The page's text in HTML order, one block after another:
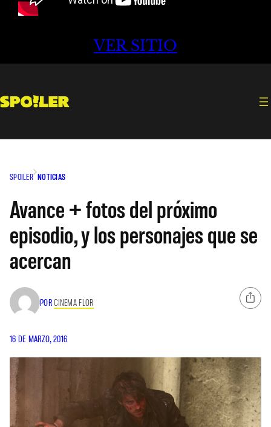
VER SITIO
SPOILER NOTICIAS
Avance + fotos del próximo
episodio, y los personajes que se
acercan
PORCINEMA FLOR
16 DE MARZO, 2016